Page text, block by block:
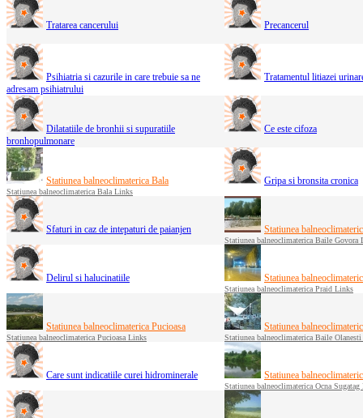
Tratarea cancerului Precancerul
Psihiatria si cazurile in care trebuie sa ne
adresam psihiatrului
Tratamentul litiazei
Dilatatiile de bronhii si supuratiile
bronhopulmonare
Ce este cifoza
Statiunea balneoclimaterica Bala
Statiunea balneoclimaterica Bala Links
Gripa si bronsita cronica
Sfaturi in caz de intepaturi de paianjen Statiunea
Statiunea balneoclimaterica Baile Govora
Delirul si halucinatiile Statiunea
Statiunea balneoclimaterica Praid Links
Statiunea balneoclimaterica Pucioasa
Statiunea balneoclimaterica Pucioasa Links
Statiunea
Statiunea balneoclimaterica Baile
Care sunt indicatiile curei hidrominerale Statiunea
Statiunea balneoclimaterica Ocna